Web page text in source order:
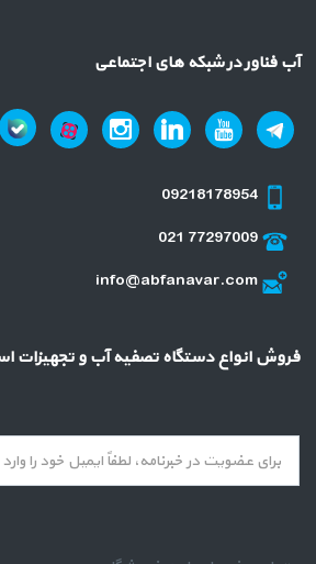
آب فناور در شبکه های اجتماعی
09218178954
021 77297009
info@abfanavar.com
فروش انواع دستگاه تصفیه آب و تجهیزات